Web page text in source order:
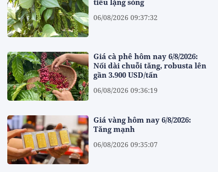
06/08/2026 09:37:32
Giá cà phê hôm nay 6/8/2026:
Nối dài chuỗi tăng, robusta lên
gần 3.900 USD/tấn
06/08/2026 09:36:19
Giá vàng hôm nay 6/8/2026:
Tăng mạnh
06/08/2026 09:35:07